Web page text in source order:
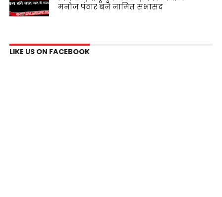
मनोज पंवार बने नामित सभासद
LIKE US ON FACEBOOK